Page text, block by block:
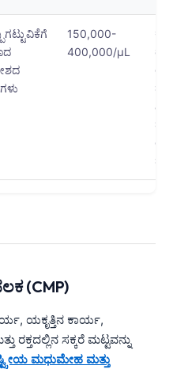
150,000-
400,000/μL
ಕಡಿಮೆ
(CMP)
ಯಕೃತ್ತಿನ ಕಾರ್ಯ,
ಸಕ್ಕರೆ ಮಟ್ಟವನ್ನು
ಮಧುಮೇಹ ಮತ್ತು